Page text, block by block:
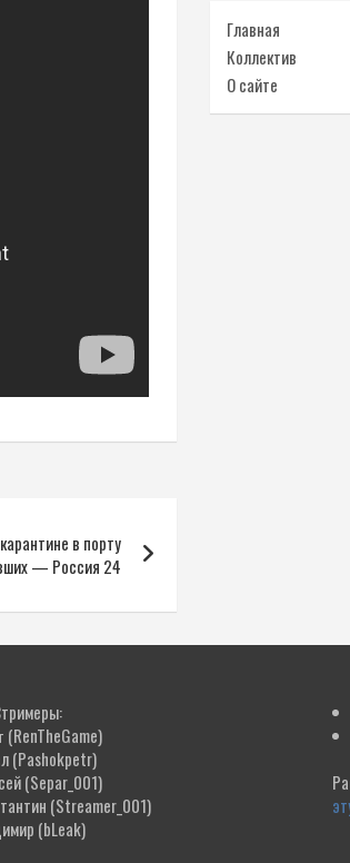
в порту
— Россия 24
Главная
Коллектив
О сайте
(RenTheGame)
(Pashokpetr)
(Separ_001)
(Streamer_001)
(bLeak)